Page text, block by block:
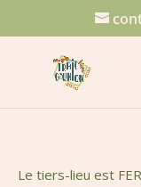
Le tiers-lieu est